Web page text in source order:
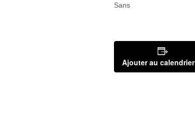
Sans
Ajouter au calendrier